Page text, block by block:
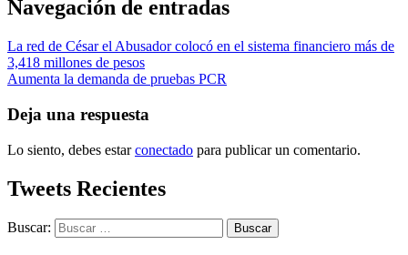
Navegación de entradas
La red de César el Abusador colocó en el sistema financiero más de
3,418 millones de pesos
Aumenta la demanda de pruebas PCR
Deja una respuesta
Lo siento, debes estarconectado para publicar un comentario.
Tweets Recientes
Buscar: